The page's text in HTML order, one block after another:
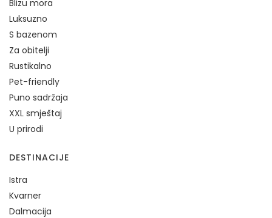
Blizu mora
Luksuzno
S bazenom
Za obitelji
Rustikalno
Pet-friendly
Puno sadržaja
XXL smještaj
U prirodi
DESTINACIJE
Istra
Kvarner
Dalmacija